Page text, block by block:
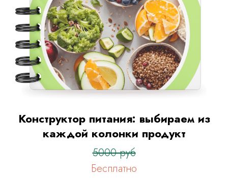
Конструктор питания: выбираем из
каждой колонки продукт
5000 руб
Бесплатно